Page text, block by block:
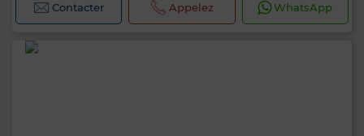
Contacter Appelez WhatsApp